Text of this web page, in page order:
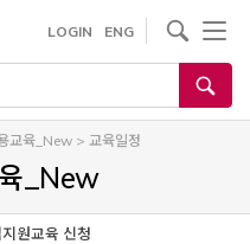
LOGIN ENG
교육_New> 교육일정
_New
원교육 신청